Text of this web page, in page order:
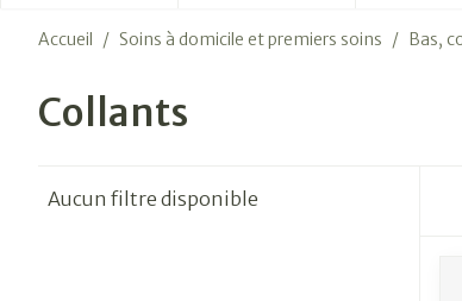
Accueil / Soins à domicile et premiers soins / Bas,
Collants
Aucun filtre disponible